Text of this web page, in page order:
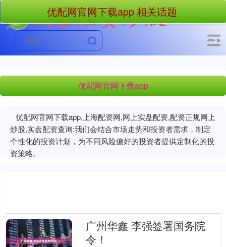
优配网官网下载app
优配网官网下载app,上海配资网,网上实盘配资,配资正规网上
炒股,实盘配资查询:我们会结合市场走势和投资者需求，制定
个性化的投资计划，为不同风险偏好的投资者提供定制化的投
资策略。
优配网官网下载app 相关话题
广州华鑫 李强签署国务院
令！